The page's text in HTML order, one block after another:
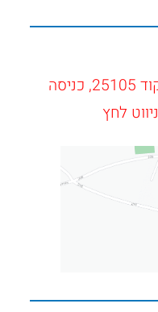
כתובת: כביש עכו צפת, מיקוד 25105, כניסה
לחץ